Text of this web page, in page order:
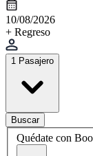
10/08/2026
+ Regreso
1 Pasajero
Buscar
Quédate con